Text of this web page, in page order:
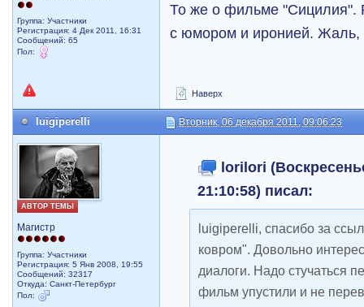
Группа: Участники
Регистрация: 4 Дек 2011, 16:31
Сообщений: 65
Пол:
То же о фильме "Сицилия".
с юмором и иронией. Жаль,
Наверх
luigiperelli Вторник, 06 декабря 2011, 09:06:23
АВТОР ТЕМЫ
Магистр
Группа: Участники
Регистрация: 5 Янв 2008, 19:55
Сообщений: 32317
Откуда: Санкт-Петербург
Пол:
lorilori
21:10:58) писал:
luigiperelli, спасибо за
ковром". Довольно
диалоги. Надо стучаться
фильм упустили и не